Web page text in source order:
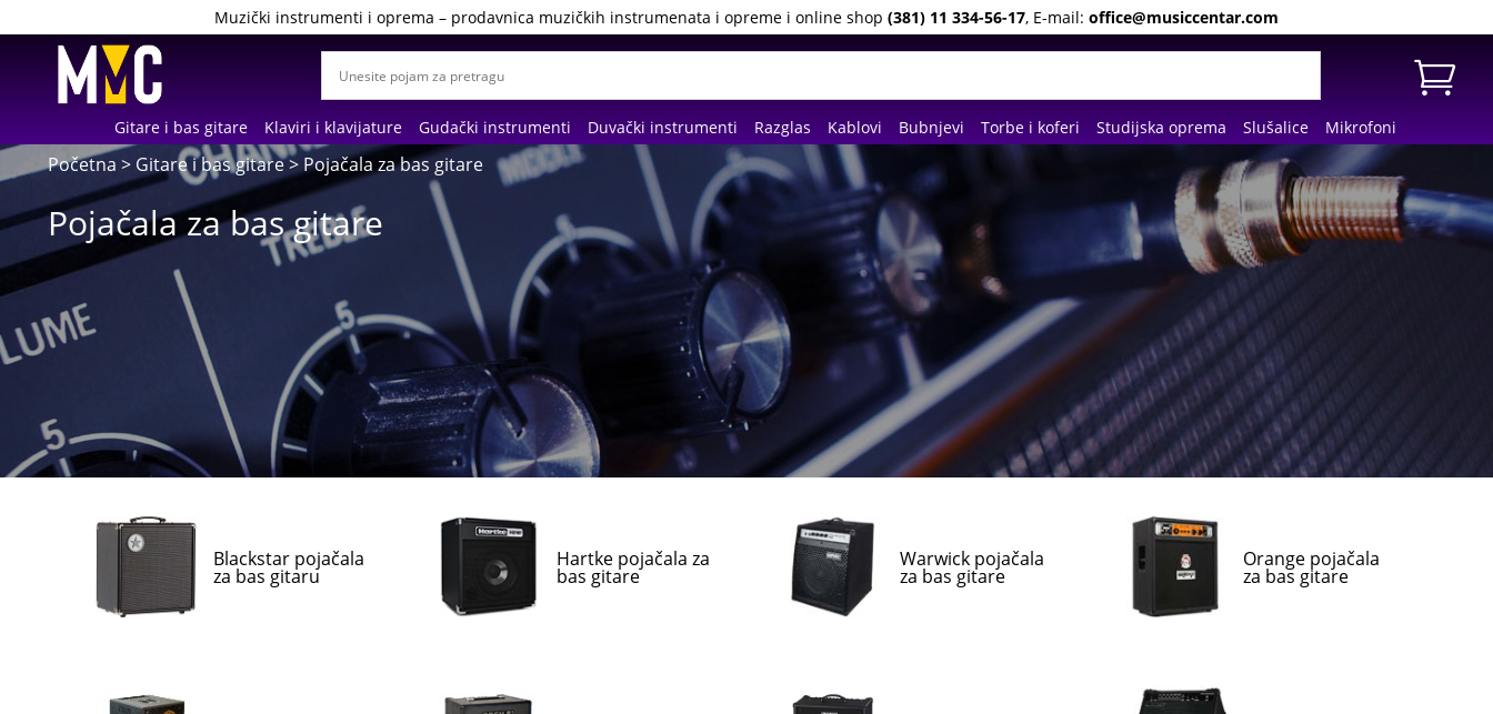
Muzički instrumenti i oprema – prodavnica muzičkih instrumenata i opreme i online shop (381) 11 334-56-17, E-mail: office@musiccentar.com
Gitare i bas gitare Klaviri i klavijature Gudački instrumenti Duvački instrumenti Razglas Kablovi Bubnjevi Torbe i koferi Studijska oprema Slušalice Mikrofoni
Početna > Gitare i bas gitare> Pojačala za bas gitare
Pojačala za bas gitare
Blackstar pojačala
za bas gitaru
Hartke pojačala za
bas gitare
Warwick pojačala
za bas gitare
Orange pojačala
za bas gitare